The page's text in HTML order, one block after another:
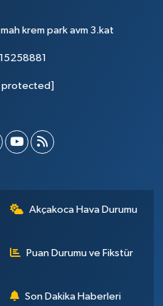
krem park avm 3.kat
protected]
Akçakoca Hava Durumu
Puan Durumu ve Fikstür
Son Dakika Haberleri